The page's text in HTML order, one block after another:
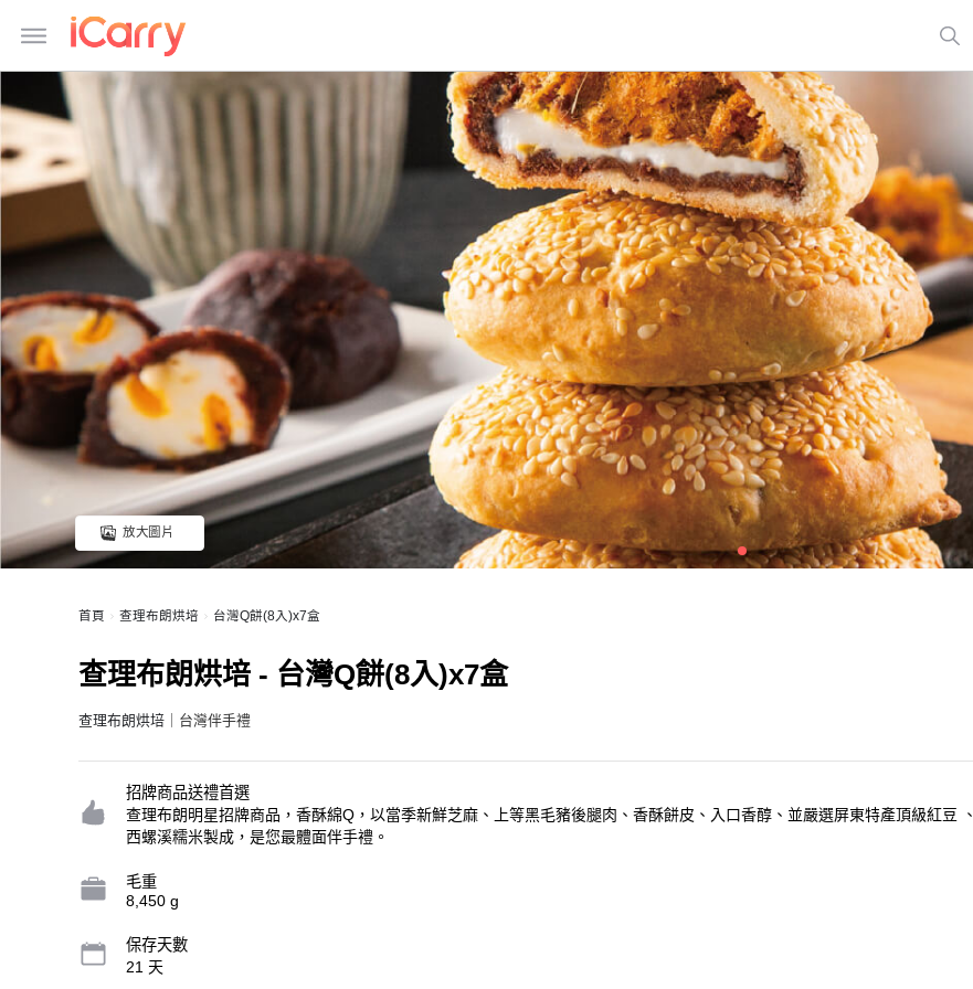
放大圖片
首頁 查理布朗烘培 台灣Q餅(8入)x7盒
查理布朗烘培 - 台灣Q餅(8入)x7盒
查理布朗烘培 ｜台灣伴手禮
招牌商品送禮首選
查理布朗明星招牌商品，香酥綿Q，以當季新鮮芝麻、上等黑毛豬後腿肉、香酥餅皮、入口香醇、並嚴選屏東特產頂級紅豆 、
西螺溪糯米製成，是您最體面伴手禮。
毛重
8,450 g
保存天數
21 天